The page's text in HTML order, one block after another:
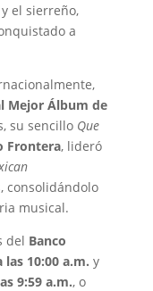
el sierreño,
a
Mejor Álbum de
su sencillo Que
Frontera, lideró
consolidándolo
musical.
del Banco
las 10:00 a.m. y
9:59 a.m., o